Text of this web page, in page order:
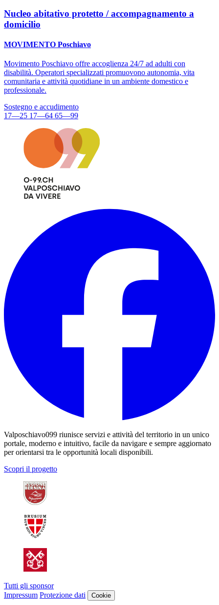
Nucleo abitativo protetto / accompagnamento a
domicilio
MOVIMENTO Poschiavo
Movimento Poschiavo offre accoglienza 24/7 ad adulti con
disabilità. Operatori specializzati promuovono autonomia, vita
comunitaria e attività quotidiane in un ambiente domestico e
professionale.
Sostegno e accudimento
17—25 17—64 65—99
Valposchiavo099 riunisce servizi e attività del territorio in un unico
portale, moderno e intuitivo, facile da navigare e sempre aggiornato
per orientarsi tra le opportunità locali disponibili.
Scopri il progetto
Tutti gli sponsor
Impressum Protezione dati Cookie